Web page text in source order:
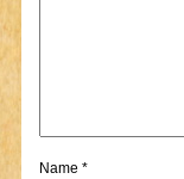
Name *